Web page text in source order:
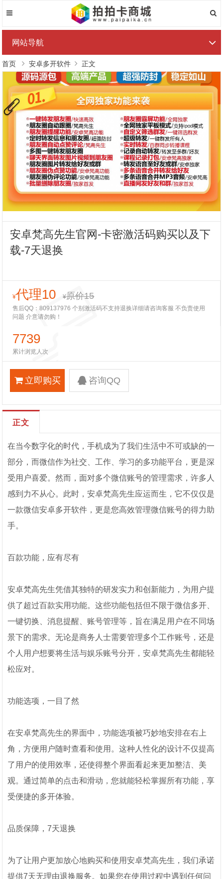
网站导航
首页 安卓多开软件 正文
安卓梵高先生官网-卡密激活码购买以及下
载-7天退换
¥代理10 ¥原价15
售后QQ：809137976 个别激活码不支持退换详细请咨询客服 不负责使用
问题 介意请勿购！
7739
累计浏览人次
立即购买 咨询QQ
正文
在当今数字化的时代，手机成为了我们生活中不可或缺的一
部分，而微信作为社交、工作、学习的多功能平台，更是深
受用户喜爱。然而，面对多个微信账号的管理需求，许多人
感到力不从心。此时，安卓梵高先生应运而生，它不仅仅是
一款微信安卓多开软件，更是您高效管理微信账号的得力助
手。
百款功能，应有尽有
安卓梵高先生凭借其独特的研发实力和创新能力，为用户提
供了超过百款实用功能。这些功能包括但不限于微信多开、
一键切换、消息提醒、账号管理等，旨在满足用户在不同场
景下的需求。无论是商务人士需要管理多个工作账号，还是
个人用户想要将生活与娱乐账号分开，安卓梵高先生都能轻
松应对。
功能选项，一目了然
在安卓梵高先生的界面中，功能选项被巧妙地安排在右上
角，方便用户随时查看和使用。这种人性化的设计不仅提高
了用户的使用效率，还使得整个界面看起来更加整洁、美
观。通过简单的点击和滑动，您就能轻松掌握所有功能，享
受便捷的多开体验。
品质保障，7天退换
为了让用户更加放心地购买和使用安卓梵高先生，我们承诺
提供7天无理由退换服务。如果您在使用过程中遇到任何问